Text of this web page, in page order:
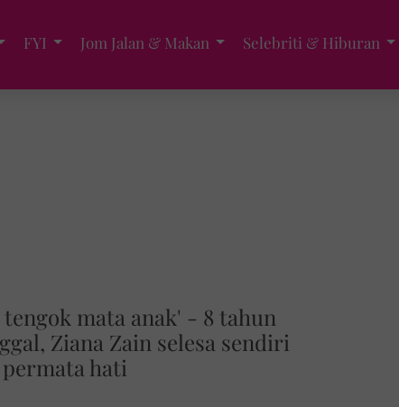
FYI Jom Jalan & Makan Selebriti & Hiburan
mata anak' - 8 tahun
Ziana Zain selesa sendiri
hati